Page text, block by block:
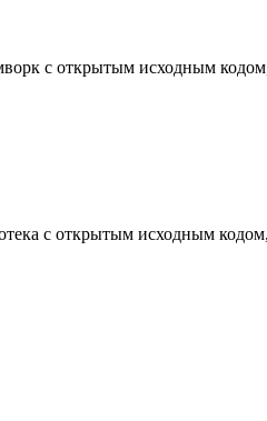
с открытым исходным
с открытым исходным